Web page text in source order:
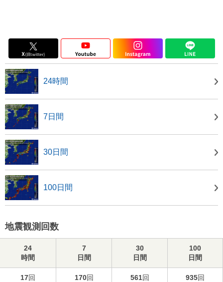
24時間
7日間
30日間
100日間
地震観測回数
24
時間
7
日間
30
日間
100
日間
17回 170回 561回 935回